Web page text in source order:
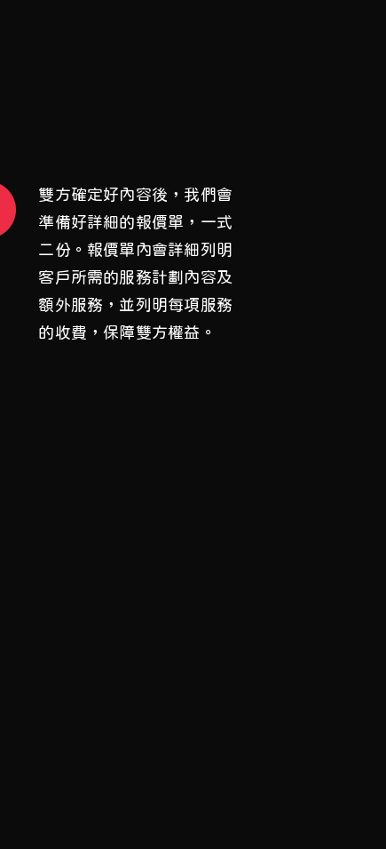
雙方確定好內容後，我們會
準備好詳細的報價單，一式
二份。報價單內會詳細列明
客戶所需的服務計劃內容及
額外服務，並列明每項服務
的收費，保障雙方權益。